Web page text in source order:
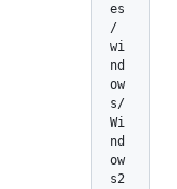
es
/
wi
nd
ow
s/
Wi
nd
ow
s2